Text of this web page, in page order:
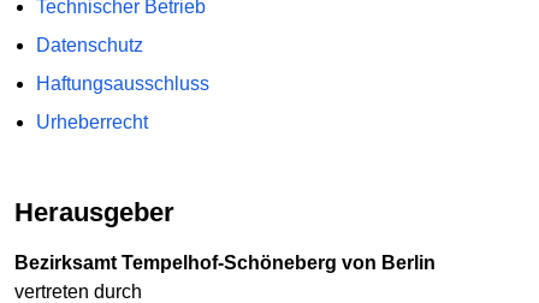
Technischer Betrieb
Datenschutz
Haftungsausschluss
Urheberrecht
Herausgeber
Bezirksamt Tempelhof-Schöneberg von Berlin
vertreten durch